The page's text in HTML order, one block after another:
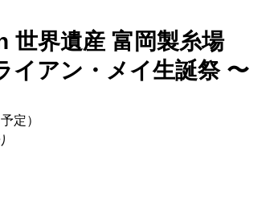
世界遺産 富岡製糸場
アン・メイ生誕祭 〜
定）